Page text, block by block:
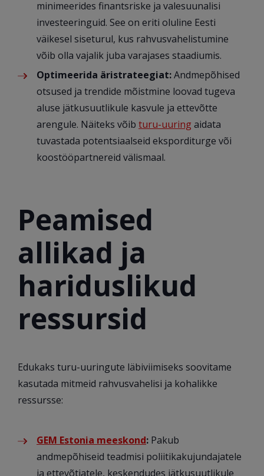
minimeerides finantsriske ja valesuunalisi
investeeringuid. See on eriti oluline Eesti
väikesel siseturul, kus rahvusvahelistumine
võib olla vajalik juba varajases staadiumis.
Optimeerida äristrateegiat:Andmepõhised
otsused ja trendide mõistmine loovad tugeva
aluse jätkusuutlikule kasvule ja ettevõtte
arengule. Näiteks võib turu-uuring aidata
tuvastada potentsiaalseid eksporditurge või
koostööpartnereid välismaal.
Peamised
allikad ja
hariduslikud
ressursid
Edukaks turu-uuringute läbiviimiseks soovitame
kasutada mitmeid rahvusvahelisi ja kohalikke
ressursse:
GEM Estonia meeskond: Pakub
andmepõhiseid teadmisi poliitikakujundajatele
ja ettevõtjatele, keskendudes jätkusuutlikule